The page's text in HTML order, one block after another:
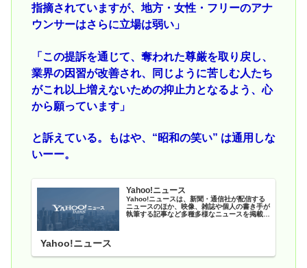
指摘されていますが、地方・女性・フリーのアナ
ウンサーはさらに立場は弱い」
「この提訴を通じて、奪われた尊厳を取り戻し、
業界の因習が改善され、同じように苦しむ人たち
がこれ以上増えないための抑止力となるよう、心
から願っています」
と訴えている。もはや、“昭和の笑い” は通用しな
いーー。
Yahoo!ニュース
Yahoo!ニュースは、新聞・通信社が配信する
ニュースのほか、映像、雑誌や個人の書き手が
執筆する記事など多種多様なニュースを掲載し
Yahoo!ニュース